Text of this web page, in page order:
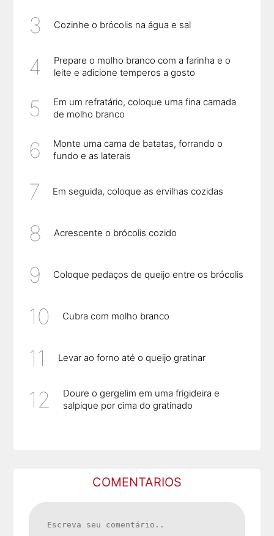
Cozinhe o brócolis na água e sal
Prepare o molho branco com a farinha e o
leite e adicione temperos a gosto
Em um refratário, coloque uma fina camada
de molho branco
Monte uma cama de batatas, forrando o
fundo e as laterais
Em seguida, coloque as ervilhas cozidas
Acrescente o brócolis cozido
Coloque pedaços de queijo entre os brócolis
Cubra com molho branco
Levar ao forno até o queijo gratinar
Doure o gergelim em uma frigideira e
salpique por cima do gratinado
COMENTARIOS